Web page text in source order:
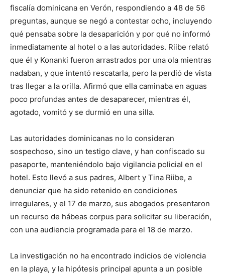
fiscalía dominicana en Verón, respondiendo a 48 de 56
preguntas, aunque se negó a contestar ocho, incluyendo
qué pensaba sobre la desaparición y por qué no informó
inmediatamente al hotel o a las autoridades. Riibe relató
que él y Konanki fueron arrastrados por una ola mientras
nadaban, y que intentó rescatarla, pero la perdió de vista
tras llegar a la orilla. Afirmó que ella caminaba en aguas
poco profundas antes de desaparecer, mientras él,
agotado, vomitó y se durmió en una silla.
Las autoridades dominicanas no lo consideran
sospechoso, sino un testigo clave, y han confiscado su
pasaporte, manteniéndolo bajo vigilancia policial en el
hotel. Esto llevó a sus padres, Albert y Tina Riibe, a
denunciar que ha sido retenido en condiciones
irregulares, y el 17 de marzo, sus abogados presentaron
un recurso de hábeas corpus para solicitar su liberación,
con una audiencia programada para el 18 de marzo.
La investigación no ha encontrado indicios de violencia
en la playa, y la hipótesis principal apunta a un posible